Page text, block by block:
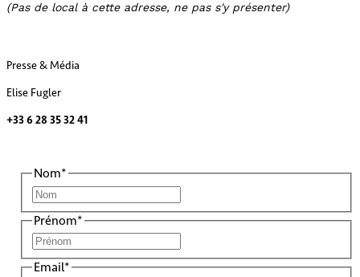
(Pas de local à cette adresse, ne pas s'y présenter)
Presse & Média
Elise Fugler
+33 6 28 35 32 41
Nom*
Prénom*
Email*